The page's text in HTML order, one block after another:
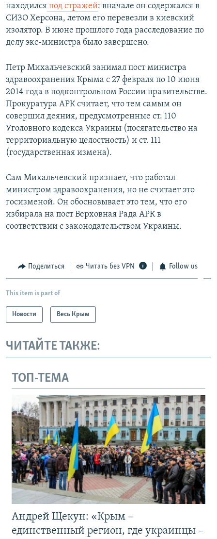
находился под стражей: вначале он содержался в
СИЗО Херсона, летом его перевезли в киевский
изолятор. В июне прошлого года расследование по
делу экс-министра было завершено.
Петр Михальчевский занимал пост министра
здравоохранения Крыма с 27 февраля по 10 июня
2014 года в подконтрольном России правительстве.
Прокуратура АРК считает, что тем самым он
совершил деяния, предусмотренные ст. 110
Уголовного кодекса Украины (посягательство на
территориальную целостность) и ст. 111
(государственная измена).
Сам Михальчевский признает, что работал
министром здравоохранения, но не считает это
госизменой. Он обосновывает это тем, что его
избирала на пост Верховная Рада АРК в
соответствии с законодательством Украины.
Поделиться Читать без VPN Follow us
This item is part of
Новости Весь Крым
ЧИТАЙТЕ ТАКЖЕ:
ТОП-ТЕМА
Андрей Щекун: «Крым –
единственный регион, где украинцы –